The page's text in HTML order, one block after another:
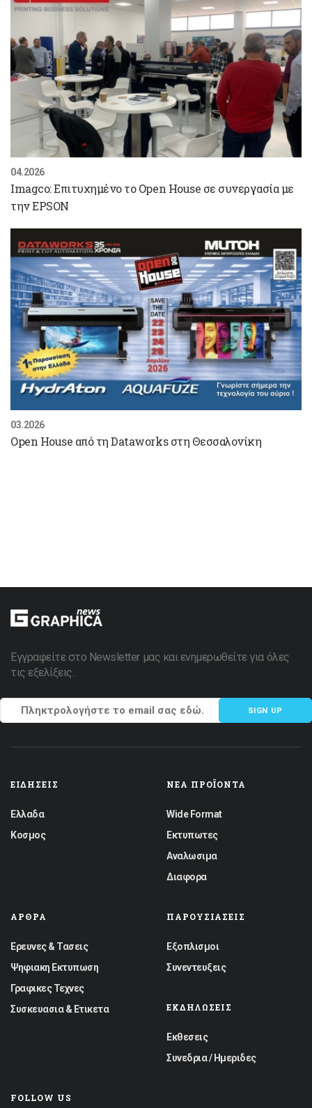
04.2026
Imagco: Επιτυχημένο το Open House σε συνεργασία με
την EPSON
03.2026
Open House από τη Dataworks στη Θεσσαλονίκη
Εγγραφείτε στο Newsletter μας και ενημερωθείτε για όλες
τις εξελίξεις.
SIGN UP
ΕΙΔΉΣΕΙΣ
Ελλαδα
Κοσμος
ΝΈΑ ΠΡΟΪΌΝΤΑ
Wide Format
Εκτυπωτες
Αναλωσιμα
Διαφορα
ΆΡΘΡΑ
Ερευνες & Τασεις
Ψηφιακη Εκτυπωση
Γραφικες Τεχνες
Συσκευασια & Ετικετα
ΠΑΡΟΥΣΙΆΣΕΙΣ
Εξοπλισμοι
Συνεντευξεις
ΕΚΔΗΛΏΣΕΙΣ
Εκθεσεις
Συνεδρια / Ημεριδες
FOLLOW US